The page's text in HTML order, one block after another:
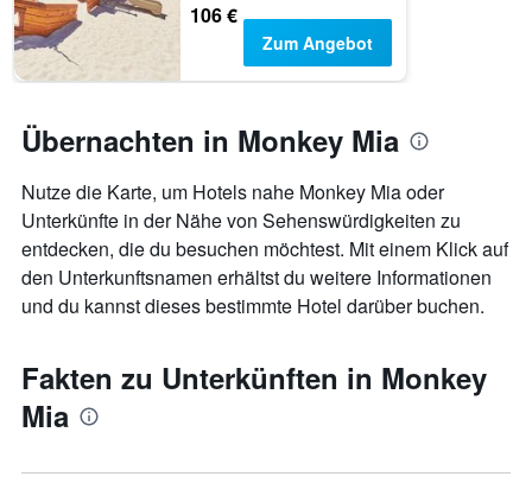
106 €
Zum Angebot
Übernachten in Monkey Mia
Nutze die Karte, um Hotels nahe Monkey Mia oder
Unterkünfte in der Nähe von Sehenswürdigkeiten zu
entdecken, die du besuchen möchtest. Mit einem Klick auf
den Unterkunftsnamen erhältst du weitere Informationen
und du kannst dieses bestimmte Hotel darüber buchen.
Fakten zu Unterkünften in Monkey
Mia